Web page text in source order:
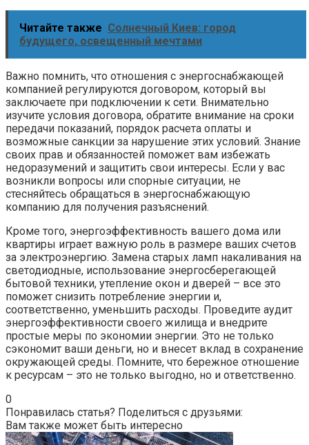
Читайте также Солнечный Киев: город
будущего, освещенный мечтами
Важно помнить, что отношения с энергоснабжающей
компанией регулируются договором, который вы
заключаете при подключении к сети. Внимательно
изучите условия договора, обратите внимание на сроки
передачи показаний, порядок расчета оплаты и
возможные санкции за нарушение этих условий. Знание
своих прав и обязанностей поможет вам избежать
недоразумений и защитить свои интересы. Если у вас
возникли вопросы или спорные ситуации, не
стесняйтесь обращаться в энергоснабжающую
компанию для получения разъяснений.
Кроме того, энергоэффективность вашего дома или
квартиры играет важную роль в размере ваших счетов
за электроэнергию. Замена старых ламп накаливания на
светодиодные, использование энергосберегающей
бытовой техники, утепление окон и дверей – все это
поможет снизить потребление энергии и,
соответственно, уменьшить расходы. Проведите аудит
энергоэффективности своего жилища и внедрите
простые меры по экономии энергии. Это не только
сэкономит ваши деньги, но и внесет вклад в сохранение
окружающей среды. Помните, что бережное отношение
к ресурсам – это не только выгодно, но и ответственно.
0
Понравилась статья? Поделиться с друзьями:
Вам также может быть интересно